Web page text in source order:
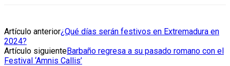
Artículo anterior¿Qué días serán festivos en Extremadura en
2024?
Artículo siguienteBarbaño regresa a su pasado romano con el
Festival ‘Amnis Callis’